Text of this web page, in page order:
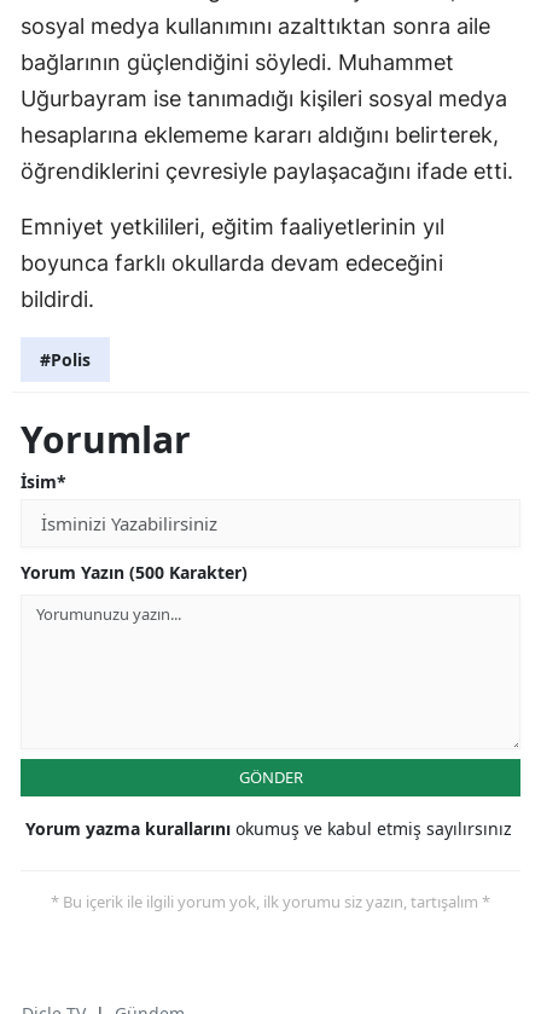
sosyal medya kullanımını azalttıktan sonra aile
bağlarının güçlendiğini söyledi. Muhammet
Uğurbayram ise tanımadığı kişileri sosyal medya
hesaplarına eklememe kararı aldığını belirterek,
öğrendiklerini çevresiyle paylaşacağını ifade etti.
Emniyet yetkilileri, eğitim faaliyetlerinin yıl
boyunca farklı okullarda devam edeceğini
bildirdi.
#Polis
Yorumlar
İsim*
Yorum Yazın (500 Karakter)
GÖNDER
Yorum yazma kurallarını okumuş ve kabul etmiş sayılırsınız
* Bu içerik ile ilgili yorum yok, ilk yorumu siz yazın, tartışalım *